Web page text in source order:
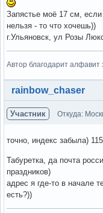
Запястье моё 17 см,
нельзя - то что хочешь))
г.Ульяновск, ул Розы
Автор благодарит
Вне форума
rainbow_chaser
Участник Откуда:
точно, индекс забыла)
Табуретка, да почта
праздников)
адрес я где-то в начале
есть?))